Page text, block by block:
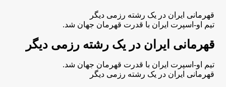
قهرمانی ایران در یک رشته رزمی دیگر
تیم او-اسپرت ایران با قدرت قهرمان جهان شد.
قهرمانی ایران در یک رشته رزمی دیگر
تیم او-اسپرت ایران با قدرت قهرمان جهان شد.
قهرمانی ایران در یک رشته رزمی دیگر